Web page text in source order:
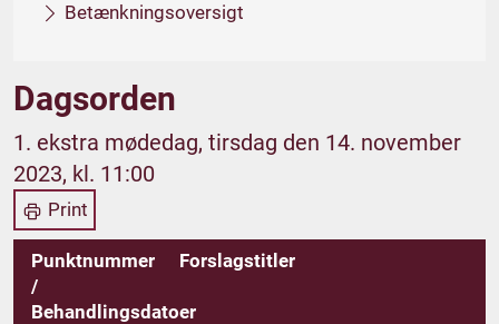
Betænkningsoversigt
Dagsorden
1. ekstra mødedag, tirsdag den 14. november
2023, kl. 11:00
Print
Punktnummer
/
Behandlingsdatoer
Forslagstitler